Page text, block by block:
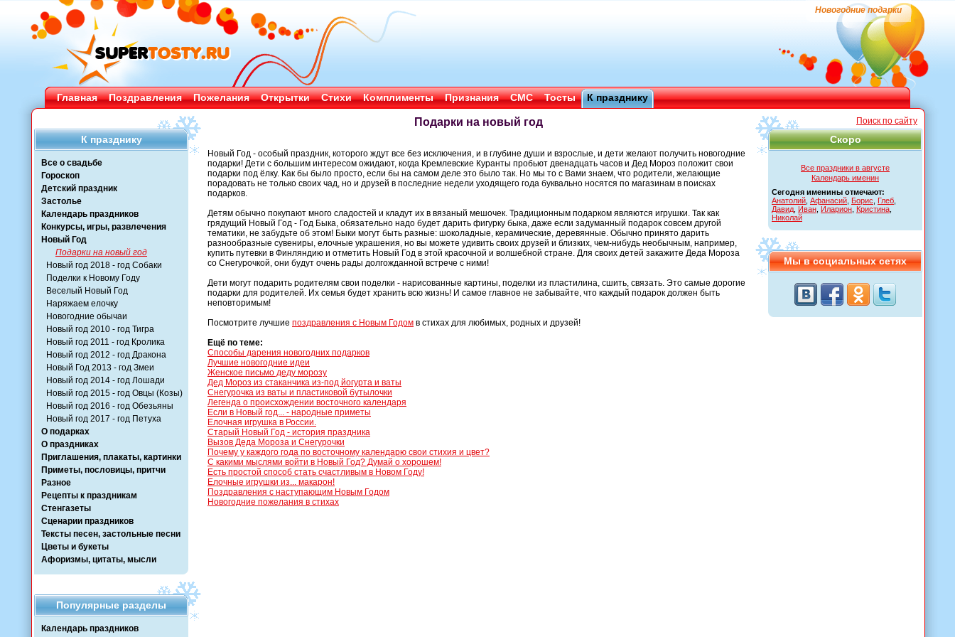
Новогодние подарки
Главная Поздравления Пожелания Открытки Стихи Комплименты Признания СМС Тосты К празднику
К празднику
Все о свадьбе
Гороскоп
Детский праздник
Застолье
Календарь праздников
Конкурсы, игры, развлечения
Новый Год
Подарки на новый год
Новый год 2018 - год Собаки
Поделки к Новому Году
Веселый Новый Год
Наряжаем елочку
Новогодние обычаи
Новый год 2010 - год Тигра
Новый год 2011 - год Кролика
Новый год 2012 - год Дракона
Новый Год 2013 - год Змеи
Новый год 2014 - год Лошади
Новый год 2015 - год Овцы (Козы)
Новый год 2016 - год Обезьяны
Новый год 2017 - год Петуха
О подарках
О праздниках
Приглашения, плакаты, картинки
Приметы, пословицы, притчи
Разное
Рецепты к праздникам
Стенгазеты
Сценарии праздников
Тексты песен, застольные песни
Цветы и букеты
Афоризмы, цитаты, мысли
Популярные разделы
Календарь праздников
Поиск по сайту
Скоро
Все праздники в августе
Календарь именин
Сегодня именины отмечают:
Анатолий Афанасий Борис Глеб
Давид Иван Иларион Кристина
Николай
Мы в социальных сетях
Подарки на новый год
Новый Год - особый праздник, которого ждут все без исключения, и в глубине души и взрослые, и дети желают получить новогодние
подарки! Дети с большим интересом ожидают, когда Кремлевские Куранты пробьют двенадцать часов и Дед Мороз положит свои
подарки под ёлку. Как бы было просто, если бы на самом деле это было так. Но мы то с Вами знаем, что родители, желающие
порадовать не только своих чад, но и друзей в последние недели уходящего года буквально носятся по магазинам в поисках
подарков.
Детям обычно покупают много сладостей и кладут их в вязаный мешочек. Традиционным подарком являются игрушки. Так как
грядущий Новый Год - Год Быка, обязательно надо будет дарить фигурку быка, даже если задуманный подарок совсем другой
тематики, не забудьте об этом! Быки могут быть разные: шоколадные, керамические, деревянные. Обычно принято дарить
разнообразные сувениры, елочные украшения, но вы можете удивить своих друзей и близких, чем-нибудь необычным, например,
купить путевки в Финляндию и отметить Новый Год в этой красочной и волшебной стране. Для своих детей закажите Деда Мороза
со Снегурочкой, они будут очень рады долгожданной встрече с ними!
Дети могут подарить родителям свои поделки - нарисованные картины, поделки из пластилина, сшить, связать. Это самые дорогие
подарки для родителей. Их семья будет хранить всю жизнь! И самое главное не забывайте, что каждый подарок должен быть
неповторимым!
Посмотрите лучшие поздравления с Новым Годом в стихах для любимых, родных и друзей!
Ещё по теме:
Способы дарения новогодних подарков
Лучшие новогодние идеи
Женское письмо деду морозу
Дед Мороз из стаканчика из-под йогурта и ваты
Снегурочка из ваты и пластиковой бутылочки
Легенда о происхождении восточного календаря
Если в Новый год... - народные приметы
Елочная игрушка в России.
Старый Новый Год - история праздника
Вызов Деда Мороза и Снегурочки
Почему у каждого года по восточному календарю свои стихия и цвет?
С какими мыслями войти в Новый Год? Думай о хорошем!
Есть простой способ стать счастливым в Новом Году!
Елочные игрушки из... макарон!
Поздравления с наступающим Новым Годом
Новогодние пожелания в стихах